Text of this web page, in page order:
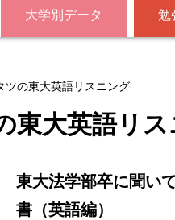
大学別データ 勉
ツの東大英語リスニング
東大英語リ
東大法学部卒に聞い
書（英語編）